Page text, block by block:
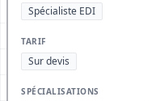
Spécialiste EDI
TARIF
Sur devis
SPÉCIALISATIONS